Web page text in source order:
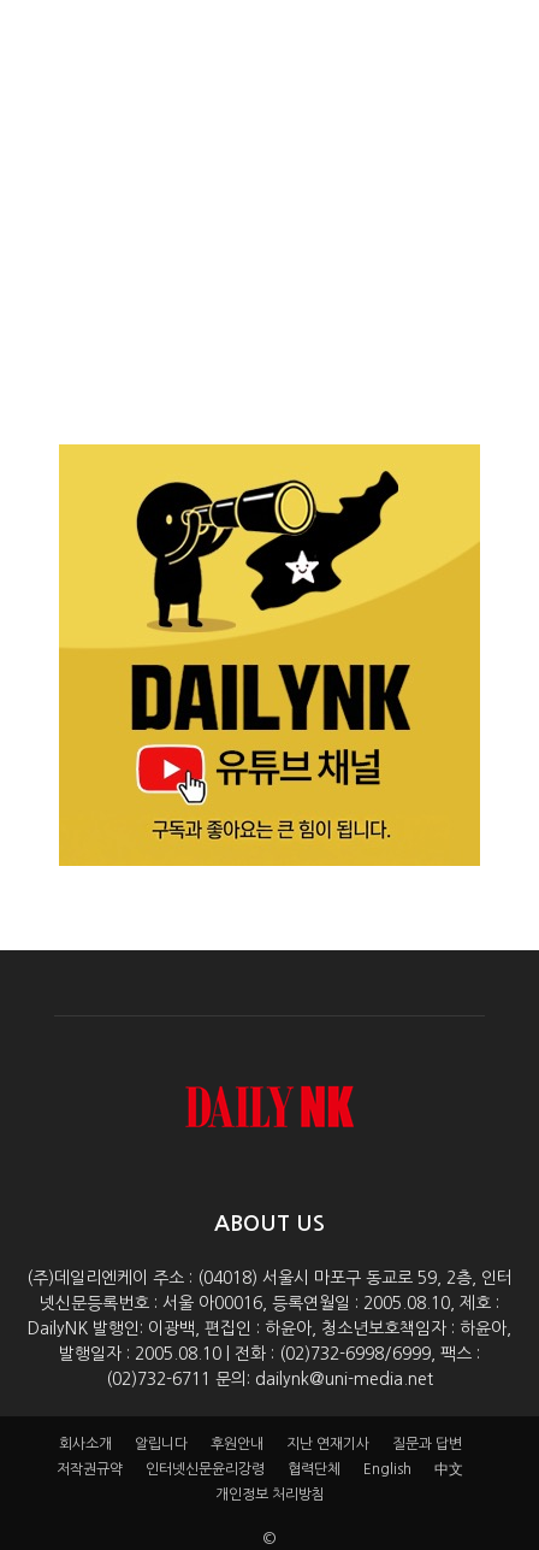
ABOUT US
(주)데일리엔케이 주소 : (04018) 서울시 마포구 동교로 59, 2층, 인터
넷신문등록번호 : 서울 아00016, 등록연월일 : 2005.08.10, 제호 :
DailyNK 발행인: 이광백, 편집인 : 하윤아, 청소년보호책임자 : 하윤아,
발행일자 : 2005.08.10 | 전화 : (02)732-6998/6999, 팩스 :
(02)732-6711 문의: dailynk@uni-media.net
회사소개 알립니다 후원안내 지난 연재기사
질문과 답변
저작권규약
인터넷신문윤리강령 협력단체 English
中文
개인정보 처리방침
©